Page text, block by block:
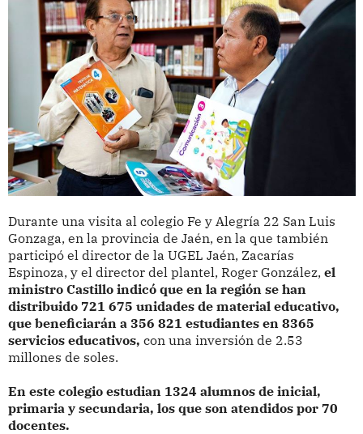
Durante una visita al colegio Fe y Alegría 22 San Luis
Gonzaga, en la provincia de Jaén, en la que también
participó el director de la UGEL Jaén, Zacarías
Espinoza, y el director del plantel, Roger González, el
ministro Castillo indicó que en la región se han
distribuido 721 675 unidades de material educativo,
que beneficiarán a 356 821 estudiantes en 8365
servicios educativos, con una inversión de 2.53
millones de soles.
En este colegio estudian 1324 alumnos de inicial,
primaria y secundaria, los que son atendidos por 70
docentes.